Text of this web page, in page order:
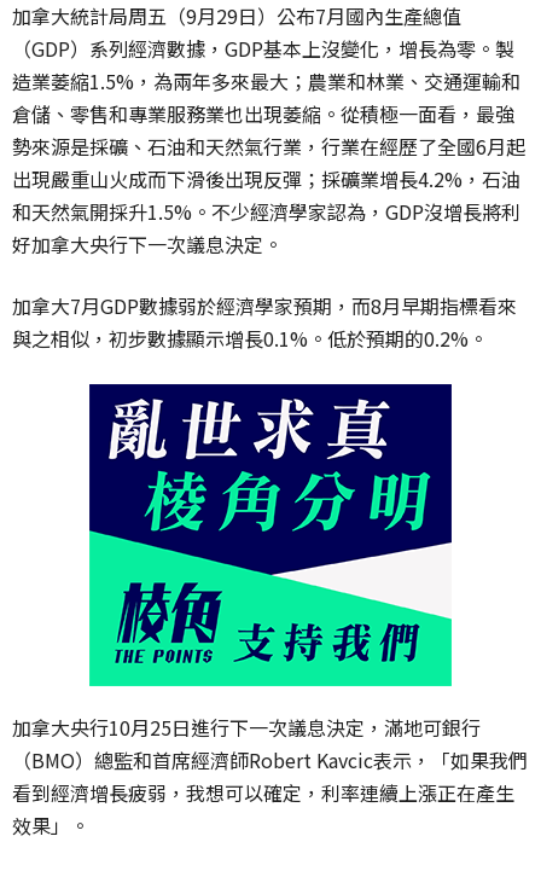
加拿大統計局周五（9月29日）公布7月國內生產總值
（GDP）系列經濟數據，GDP基本上沒變化，增長為零。製
造業萎縮1.5%，為兩年多來最大；農業和林業、交通運輸和
倉儲、零售和專業服務業也出現萎縮。從積極一面看，最強
勢來源是採礦、石油和天然氣行業，行業在經歷了全國6月起
出現嚴重山火成而下滑後出現反彈；採礦業增長4.2%，石油
和天然氣開採升1.5%。不少經濟學家認為，GDP沒增長將利
好加拿大央行下一次議息決定。
加拿大7月GDP數據弱於經濟學家預期，而8月早期指標看來
與之相似，初步數據顯示增長0.1%。低於預期的0.2%。
加拿大央行10月25日進行下一次議息決定，滿地可銀行
（BMO）總監和首席經濟師Robert Kavcic表示，「如果我們
看到經濟增長疲弱，我想可以確定，利率連續上漲正在產生
效果」。